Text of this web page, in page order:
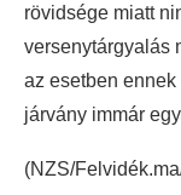
rövidsége miatt
versenytárgyalás
az esetben
járvány immár
(NZS/